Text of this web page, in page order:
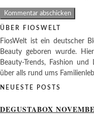
ÜBER FIOSWELT
FiosWelt ist ein deutscher
Beauty geboren wurde.
Beauty-Trends, Fashion
über alls rund ums
NEUESTE POSTS
DEGUSTABOX